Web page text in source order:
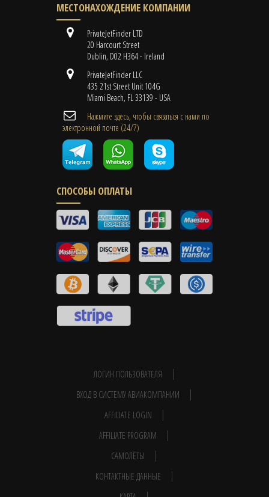
МЕСТОНАХОЖДЕНИЕ КОМПАНИИ
PrivateJetFinder LTD
20 Harcourt Street
Dublin, D02 H364 - Ireland
PrivateJetFinder LLC
435 21st Street Unit 104G
Miami Beach, FL 33139 - USA
Нажмите здесь, чтобы связаться с нами по
электронной почте (24/7)
СПОСОБЫ ОПЛАТЫ
ЛОГИН ПОЛЬЗОВАТЕЛЯ
ВХОД В СИСТЕМУ АВИАКОМПАНИИ
AFFILIATE LOGIN
AFFILIATE PROGRAM
САМОЛЁТЫ
КОНТАКТНЫЕ ДАННЫЕ